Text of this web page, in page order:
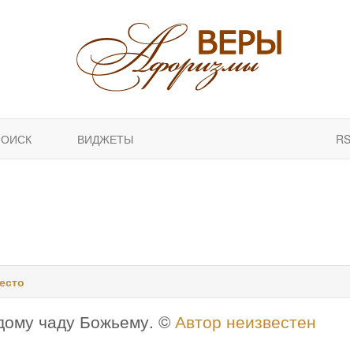
ВИДЖЕТЫ
чаду Божьему. © Автор неизвестен